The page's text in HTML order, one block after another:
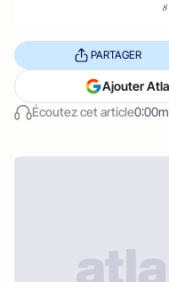
Écoutez cet article
PARTAGER
Ajouter